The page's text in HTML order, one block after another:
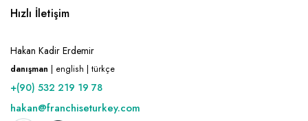
Hızlı İletişim
Hakan Kadir Erdemir
danışman | english | türkçe
+(90) 532 219 19 78
hakan@franchiseturkey.com